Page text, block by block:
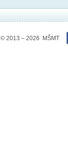
© 2013 – 2026 MŠMT